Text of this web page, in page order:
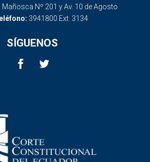
Mañosca Nº 201 y Av. 10 de Agosto
3941800 Ext. 3134
SÍGUENOS